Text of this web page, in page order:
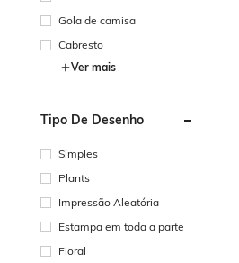
Gola de camisa
Cabresto
Ver mais
Tipo De Desenho
Simples
Plants
Impressão Aleatória
Estampa em toda a parte
Floral